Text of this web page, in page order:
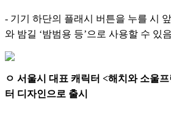
- 기기 하단의 플래시 버튼을 누를 시
와 밤길 ‘밤범용 등’으로 사용할 수 있음
ㅇ 서울시 대표 캐릭터 <해치와 소울
터 디자인으로 출시